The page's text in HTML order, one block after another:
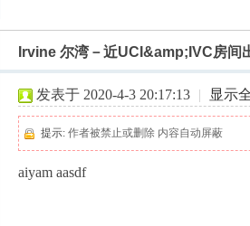
›
Irvine 尔湾－近UCI&amp;IVC房间
发表于 2020-4-3 20:17:13 | 显示
提示: 作者被禁止或删除 内容自动屏蔽
aiyam aasdf